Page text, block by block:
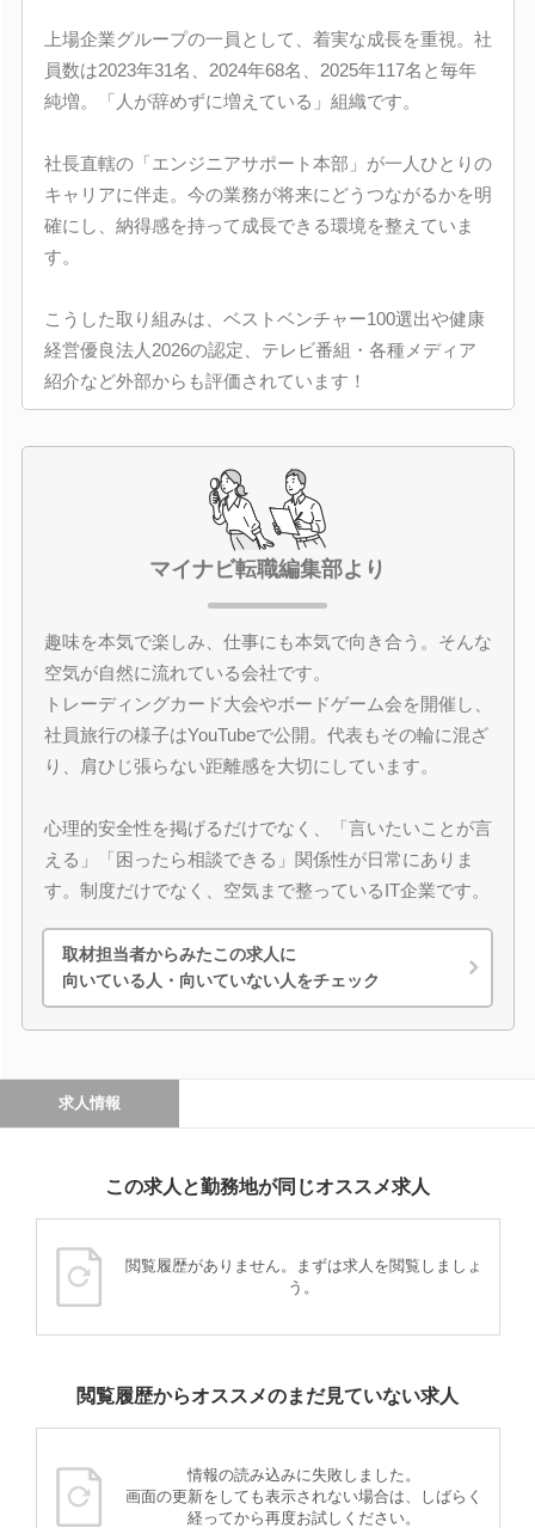
上場企業グループの一員として、着実な成長を重視。社
員数は2023年31名、2024年68名、2025年117名と毎年
純増。「人が辞めずに増えている」組織です。
社長直轄の「エンジニアサポート本部」が一人ひとりの
キャリアに伴走。今の業務が将来にどうつながるかを明
確にし、納得感を持って成長できる環境を整えていま
す。
こうした取り組みは、ベストベンチャー100選出や健康
経営優良法人2026の認定、テレビ番組・各種メディア
紹介など外部からも評価されています！
マイナビ転職編集部より
趣味を本気で楽しみ、仕事にも本気で向き合う。そんな
空気が自然に流れている会社です。
トレーディングカード大会やボードゲーム会を開催し、
社員旅行の様子はYouTubeで公開。代表もその輪に混ざ
り、肩ひじ張らない距離感を大切にしています。
心理的安全性を掲げるだけでなく、「言いたいことが言
える」「困ったら相談できる」関係性が日常にありま
す。制度だけでなく、空気まで整っているIT企業です。
取材担当者からみたこの求人に
向いている人・向いていない人をチェック
求人情報
この求人と勤務地が同じオススメ求人
閲覧履歴がありません。まずは求人を閲覧しましょ
う。
閲覧履歴からオススメのまだ見ていない求人
情報の読み込みに失敗しました。
画面の更新をしても表示されない場合は、しばらく
経ってから再度お試しください。